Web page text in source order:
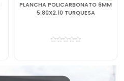
PLANCHA POLICARBONATO 6MM
5.80X2.10 TURQUESA